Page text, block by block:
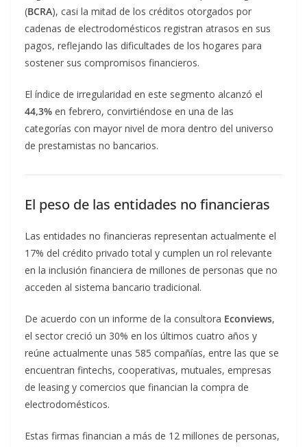
(BCRA), casi la mitad de los créditos otorgados por
cadenas de electrodomésticos registran atrasos en sus
pagos, reflejando las dificultades de los hogares para
sostener sus compromisos financieros.
El índice de irregularidad en este segmento alcanzó el
44,3% en febrero, convirtiéndose en una de las
categorías con mayor nivel de mora dentro del universo
de prestamistas no bancarios.
El peso de las entidades no financieras
Las entidades no financieras representan actualmente el
17% del crédito privado total y cumplen un rol relevante
en la inclusión financiera de millones de personas que no
acceden al sistema bancario tradicional.
De acuerdo con un informe de la consultora Econviews,
el sector creció un 30% en los últimos cuatro años y
reúne actualmente unas 585 compañías, entre las que se
encuentran fintechs, cooperativas, mutuales, empresas
de leasing y comercios que financian la compra de
electrodomésticos.
Estas firmas financian a más de 12 millones de personas,